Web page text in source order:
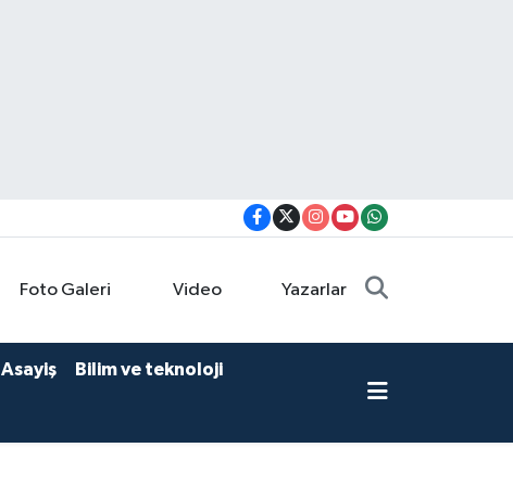
Foto Galeri Video Yazarlar
Asayiş Bilim ve teknoloji